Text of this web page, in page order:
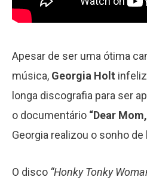
Apesar de ser uma ótima
música, Georgia Holt
longa discografia para ser
o documentário “Dear
Georgia realizou o sonho
O disco “Honky Tonky